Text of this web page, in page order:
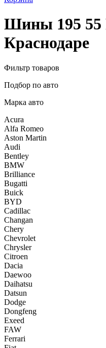
Шины 195 55
Краснодаре
Фильтр товаров
Подбор по авто
Марка авто
Acura
Alfa Romeo
Aston Martin
Audi
Bentley
BMW
Brilliance
Bugatti
Buick
BYD
Cadillac
Changan
Chery
Chevrolet
Chrysler
Citroen
Dacia
Daewoo
Daihatsu
Datsun
Dodge
Dongfeng
Exeed
FAW
Ferrari